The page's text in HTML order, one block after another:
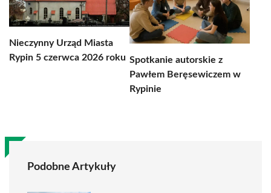
Nieczynny Urząd Miasta
Rypin 5 czerwca 2026 roku Spotkanie autorskie z
Pawłem Beręsewiczem w
Rypinie
Podobne Artykuły